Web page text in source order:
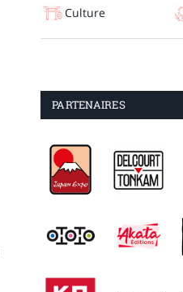
Culture
PARTENAIRES